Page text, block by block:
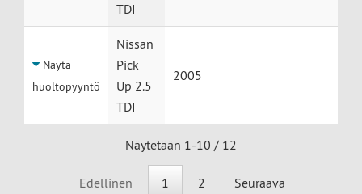
TDI
Näytä
huoltopyyntö
Nissan
Pick
Up 2.5
TDI
2005
Näytetään 1-10 / 12
Edellinen 1 2 Seuraava